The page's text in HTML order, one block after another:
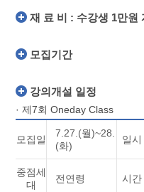
재 료 비 : 수강생 1만원
모집기간
강의개설 일정
· 제7회 Oneday Class
모집일
7.27.(월)~28.
(화)
일시
중점세
대
전연령 시간